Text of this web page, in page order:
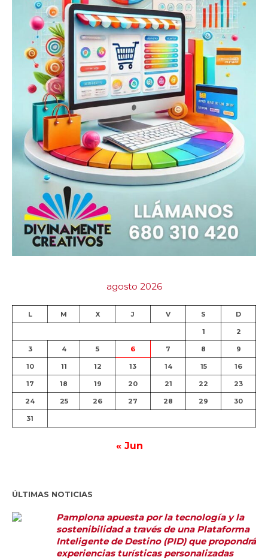
agosto 2026
L M X J V S D
1 2
3 4 5 6 7 8 9
10 11 12 13 14 15 16
17 18 19 20 21 22 23
24 25 26 27 28 29 30
31
« Jun
ÚLTIMAS NOTICIAS
Pamplona apuesta por la tecnología y la
sostenibilidad a través de una Plataforma
Inteligente de Destino (PID) que propondrá
experiencias turísticas personalizadas